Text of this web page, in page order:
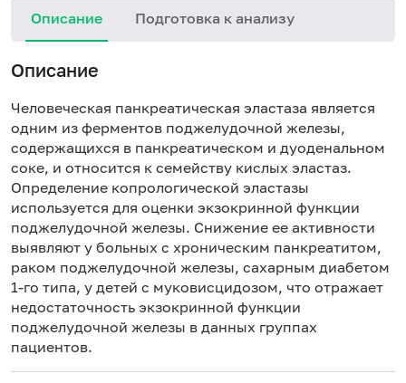
Описание Подготовка к анализу
Описание
Человеческая панкреатическая эластаза является
одним из ферментов поджелудочной железы,
содержащихся в панкреатическом и дуоденальном
соке, и относится к семейству кислых эластаз.
Определение копрологической эластазы
используется для оценки экзокринной функции
поджелудочной железы. Снижение ее активности
выявляют у больных с хроническим панкреатитом,
раком поджелудочной железы, сахарным диабетом
1-го типа, у детей с муковисцидозом, что отражает
недостаточность экзокринной функции
поджелудочной железы в данных группах
пациентов.